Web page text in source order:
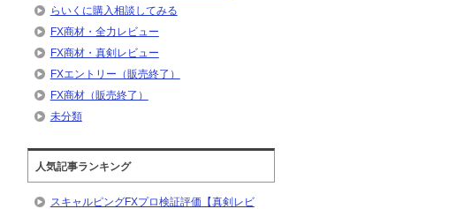
らいくに購入相談してみる
FX商材・全力レビュー
FX商材・真剣レビュー
FXエントリー（販売終了）
FX商材（販売終了）
未分類
人気記事ランキング
スキャルピングFXプロ検証評価【真剣レビ